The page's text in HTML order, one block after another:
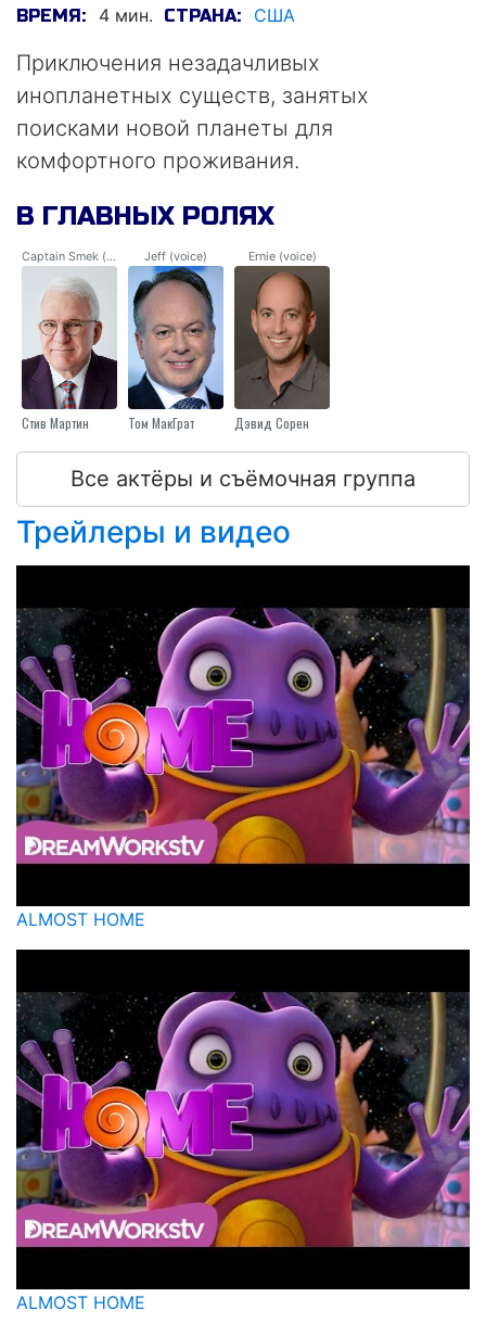
ВРЕМЯ: 4 мин. СТРАНА: США
Приключения незадачливых
инопланетных существ, занятых
поисками новой планеты для
комфортного проживания.
В ГЛАВНЫХ РОЛЯХ
Captain Smek (voice)
Стив Мартин
Jeff (voice)
Том МакГрат
Ernie (voice)
Дэвид Сорен
Все актёры и съёмочная группа
Трейлеры и видео
ALMOST HOME
ALMOST HOME